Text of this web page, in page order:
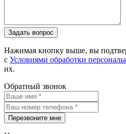
Задать вопрос
Нажимая кнопку выше, вы
с Условиями обработки
их.
Обратный звонок
Перезвоните мне